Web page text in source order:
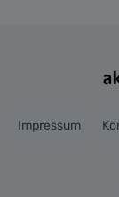
Impressum